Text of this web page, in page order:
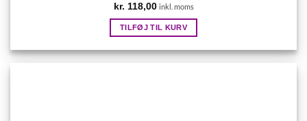
kr. 118,00 inkl. moms
TILFØJ TIL KURV